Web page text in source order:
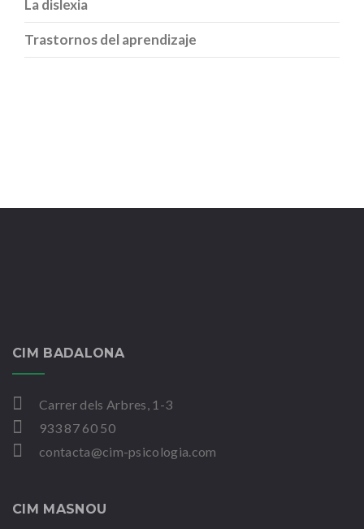
La dislexia
Trastornos del aprendizaje
CIM BADALONA
Carrer dels Arbres, 1-3
933 87 60 50
contacta@cim-psicologia.com
CIM MASNOU